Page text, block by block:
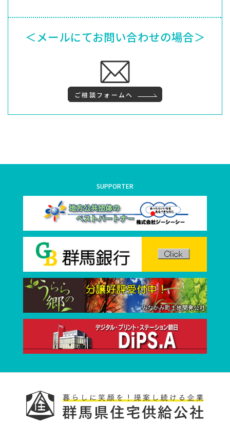
＜メールにてお問い合わせの場合＞
ご相談フォームへ
SUPPORTER